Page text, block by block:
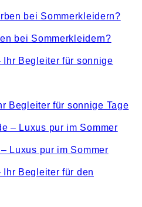
bei Sommerkleidern?
Begleiter für sonnige Tage
Luxus pur im Sommer